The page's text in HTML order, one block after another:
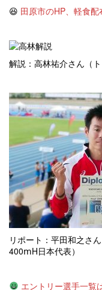
😆 田原市のHP、軽食
解説：高林祐介さん（
リポート：平田和之さ
400ⅿH日本代表）
エントリー選手一覧